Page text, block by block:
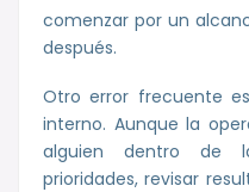
comenzar por un
después.
Otro error frecuente
interno. Aunque la
alguien dentro de
prioridades, revisar